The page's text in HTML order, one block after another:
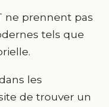
ne prennent pas
tels que
les
de trouver un